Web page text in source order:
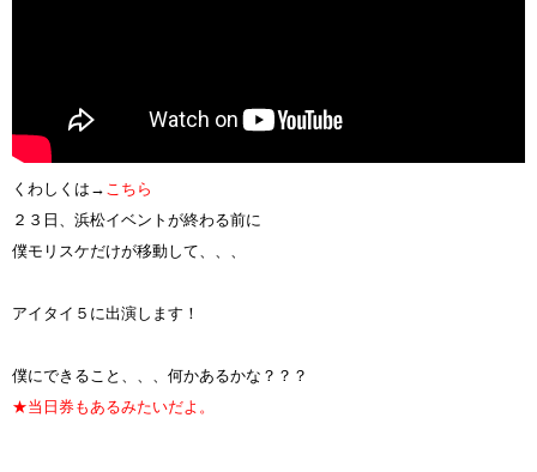
くわしくは→ こちら
２３日、浜松イベントが終わる前に
僕モリスケだけが移動して、、、
アイタイ５に出演します！
僕にできること、、、何かあるかな？？？
★当日券もあるみたいだよ。